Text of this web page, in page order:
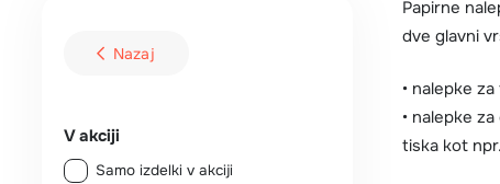
Nazaj
V akciji
Samo izdelki v akciji
Papirne
dve glavni
• nalepke
• nalepke
tiska kot